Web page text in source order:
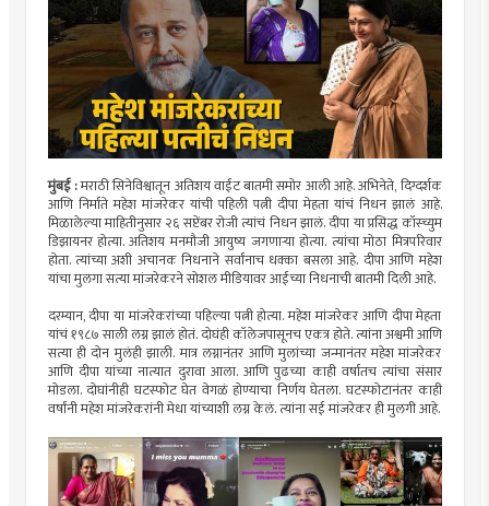
मुंबई :मराठी सिनेविश्वातून अतिशय वाईट बातमी समोर आली आहे. अभिनेते, दिग्दर्शक
आणि निर्माते महेश मांजरेकर यांची पहिली पत्नी दीपा मेहता यांचं निधन झालं आहे.
मिळालेल्या माहितीनुसार २६ सप्टेंबर रोजी त्यांचं निधन झालं. दीपा या प्रसिद्ध कॉस्च्युम
डिझायनर होत्या. अतिशय मनमौजी आयुष्य जगणाऱ्या होत्या. त्यांचा मोठा मित्रपरिवार
होता. त्यांच्या अशी अचानक निधनाने सर्वांनाच धक्का बसला आहे. दीपा आणि महेश
यांचा मुलगा सत्या मांजरेकरने सोशल मीडियावर आईच्या निधनाची बातमी दिली आहे.
दरम्यान, दीपा या मांजरेकरांच्या पहिल्या पत्नी होत्या. महेश मांजरेकर आणि दीपा मेहता
यांचं १९८७ साली लग्न झालं होतं. दोघंही कॉलेजपासूनच एकत्र होते. त्यांना अश्वमी आणि
सत्या ही दोन मुलंही झाली. मात्र लग्नानंतर आणि मुलांच्या जन्मानंतर महेश मांजरेकर
आणि दीपा यांच्या नात्यात दुरावा आला. आणि पुढच्या काही वर्षातच त्यांचा संसार
मोडला. दोघांनीही घटस्फोट घेत वेगळं होण्याचा निर्णय घेतला. घटस्फोटानंतर काही
वर्षांनी महेश मांजरेकरांनी मेधा यांच्याशी लग्न केलं. त्यांना सई मांजरेकर ही मुलगी आहे.